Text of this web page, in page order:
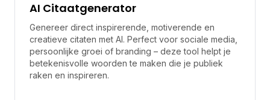
AI Citaatgenerator
Genereer direct inspirerende, motiverende en
creatieve citaten met AI. Perfect voor sociale media,
persoonlijke groei of branding – deze tool helpt je
betekenisvolle woorden te maken die je publiek
raken en inspireren.